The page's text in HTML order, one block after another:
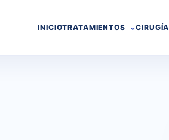
INICIOTRATAMIENTOS CIRUGÍA